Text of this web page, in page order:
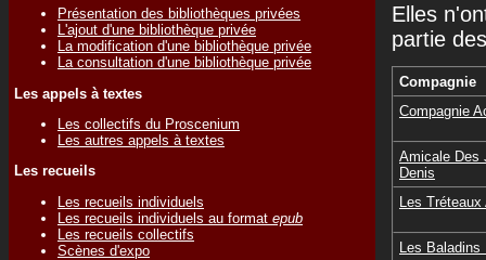
Présentation des bibliothèques privées
L'ajout d'une bibliothèque privée
La modification d'une bibliothèque privée
La consultation d'une bibliothèque privée
Les appels à textes
Les collectifs du Proscenium
Les autres appels à textes
Les recueils
Les recueils individuels
Les recueils individuels au format epub
Les recueils collectifs
Scènes d'expo
Elles
partie
Compagnie
Compagnie
Amicale Des
Denis
Les
Les